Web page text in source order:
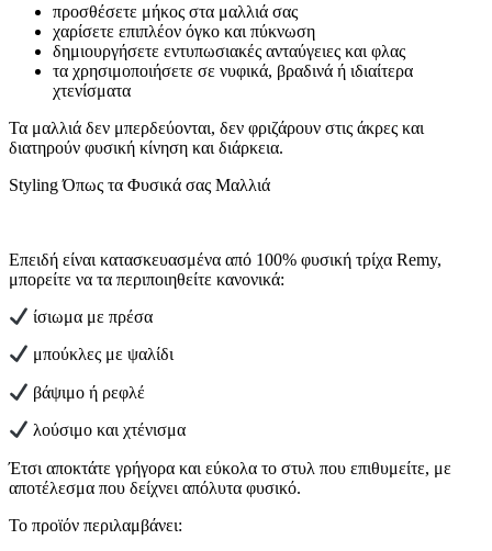
προσθέσετε μήκος στα μαλλιά σας
χαρίσετε επιπλέον όγκο και πύκνωση
δημιουργήσετε εντυπωσιακές ανταύγειες και φλας
τα χρησιμοποιήσετε σε νυφικά, βραδινά ή ιδιαίτερα
χτενίσματα
Τα μαλλιά δεν μπερδεύονται, δεν φριζάρουν στις άκρες και
διατηρούν φυσική κίνηση και διάρκεια.
Styling Όπως τα Φυσικά σας Μαλλιά
Επειδή είναι κατασκευασμένα από 100% φυσική τρίχα Remy,
μπορείτε να τα περιποιηθείτε κανονικά:
ίσιωμα με πρέσα
μπούκλες με ψαλίδι
βάψιμο ή ρεφλέ
λούσιμο και χτένισμα
Έτσι αποκτάτε γρήγορα και εύκολα το στυλ που επιθυμείτε, με
αποτέλεσμα που δείχνει απόλυτα φυσικό.
Το προϊόν περιλαμβάνει: